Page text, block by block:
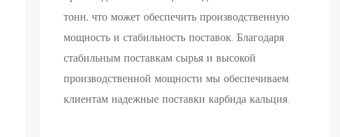
тонн, что может обеспечить производственную
мощность и стабильность поставок. Благодаря
стабильным поставкам сырья и высокой
производственной мощности мы обеспечиваем
клиентам надежные поставки карбида кальция.